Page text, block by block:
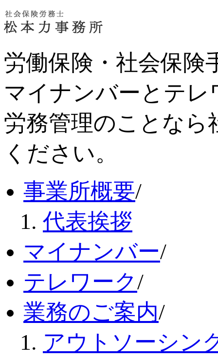
労働保険・社会保険
マイナンバーとテ
労務管理のことなら
ください。
事業所概要/
代表挨拶
マイナンバー/
テレワーク/
業務のご案内/
アウトソーシン